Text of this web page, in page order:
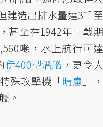
建造出排水量達3千至
甚至在1942年二戰期
噸，水上航行可達
伊400型潛艦 ，更令人
殊攻擊機「晴嵐 」，
。